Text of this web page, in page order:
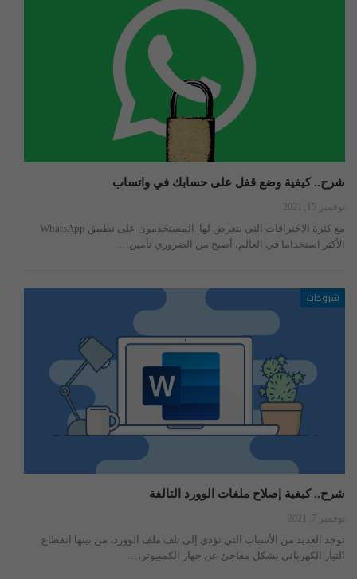
شرح.. كيفية وضع قفل على حسابك في واتساب
نوفمبر 15, 2021
مع كثرة الاختراقات التي يتعرض لها المستخدمون على تطبيق WhatsApp
الأكثر استخداما في العالم، أصبح من الضروري تأمين…
شروحات
شرح.. كيفية إصلاح ملفات الوورد التالفة
نوفمبر 7, 2021
توجد العديد من الأسباب التي تؤدي إلى تلف ملف الوورد، من بينها انقطاع
التيار الكهربائي بشكل مفاجئ عن جهاز الكمبيوتر،…